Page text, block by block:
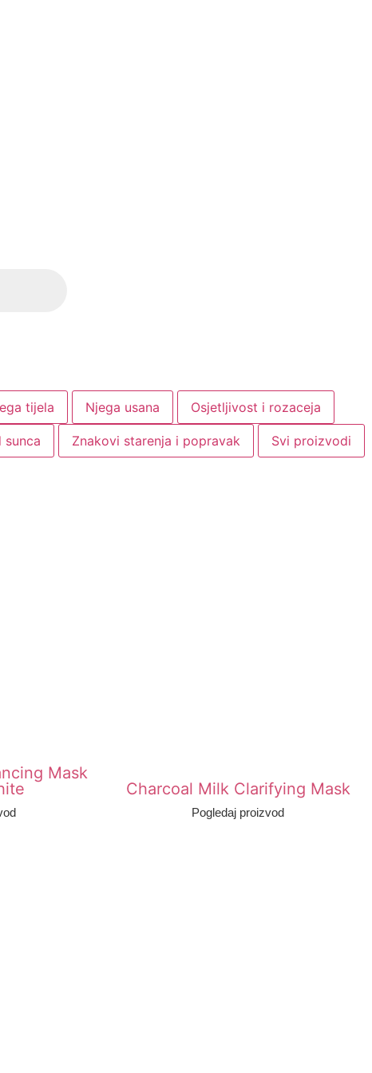
tijela Njega usana Osjetljivost i rozaceja
sunca Znakovi starenja i popravak Svi proizvodi
Mask
Charcoal Milk Clarifying Mask
Pogledaj proizvod